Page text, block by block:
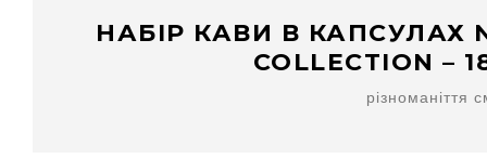
НАБІР КАВИ В КАПСУЛАХ
COLLECTION –
різноманіття